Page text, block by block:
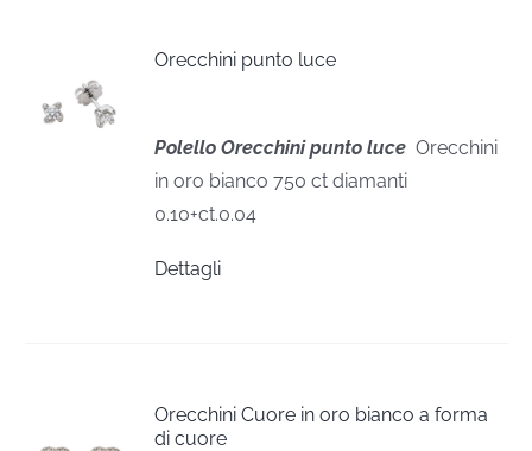
Orecchini punto luce
Polello Orecchini punto luce Orecchini
in oro bianco 750 ct diamanti
0.10+ct.0.04
Dettagli
Orecchini Cuore in oro bianco a forma
di cuore